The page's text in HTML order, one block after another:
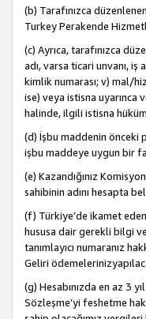
(b) Tarafınızca
Turkey Perakende
(c) Ayrıca, tarafınızca
adı, varsa ticari unvanı,
kimlik numarası; v) mal/
ise) veya istisna uyarınca
halinde, ilgili istisna
(d) İşbu maddenin önceki
işbu maddeye uygun bir
(e) Kazandığınız
sahibinin adını hesapta
(f) Türkiye’de ikamet
hususa dair gerekli bilgi
tanımlayıcı numaranız
Geliri
(g) Hesabınızda en az 3
Sözleşme’yi feshetme